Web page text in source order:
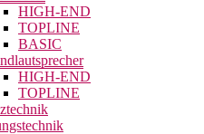
HIGH-END
TOPLINE
BASIC
HIGH-END
TOPLINE